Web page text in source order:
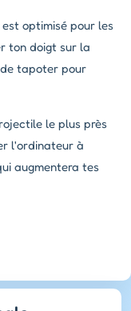
optimisé pour les
ton doigt sur la
tapoter pour
le plus près
l'ordinateur à
augmentera tes